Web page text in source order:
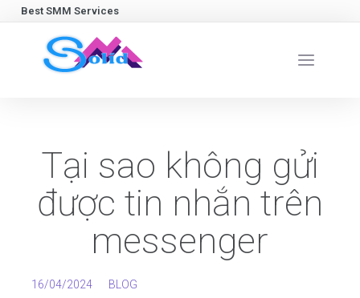
Best SMM Services
Tại sao không gửi
được tin nhắn trên
messenger
16/04/2024 BLOG